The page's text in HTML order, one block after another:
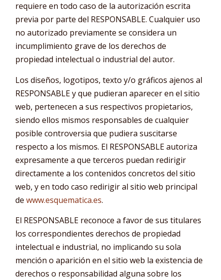
requiere en todo caso de la autorización escrita
previa por parte del RESPONSABLE. Cualquier uso
no autorizado previamente se considera un
incumplimiento grave de los derechos de
propiedad intelectual o industrial del autor.
Los diseños, logotipos, texto y/o gráficos ajenos al
RESPONSABLE y que pudieran aparecer en el sitio
web, pertenecen a sus respectivos propietarios,
siendo ellos mismos responsables de cualquier
posible controversia que pudiera suscitarse
respecto a los mismos. El RESPONSABLE autoriza
expresamente a que terceros puedan redirigir
directamente a los contenidos concretos del sitio
web, y en todo caso redirigir al sitio web principal
dewww.esquematica.es.
El RESPONSABLE reconoce a favor de sus titulares
los correspondientes derechos de propiedad
intelectual e industrial, no implicando su sola
mención o aparición en el sitio web la existencia de
derechos o responsabilidad alguna sobre los